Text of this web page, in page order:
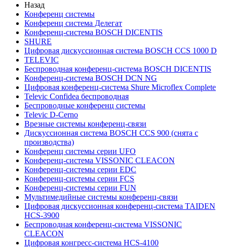
Назад
Конференц системы
Конференц система Делегат
Конференц-система BOSCH DICENTIS
SHURE
Цифровая дискуссионная система BOSCH CCS 1000 D
TELEVIC
Беспроводная конференц-система BOSCH DICENTIS
Конференц-система BOSCH DCN NG
Цифровая конференц-система Shure Microflex Complete
Televic Confidea беспроводная
Беспроводные конференц системы
Televic D-Cerno
Врезные системы конференц-связи
Дискуссионная система BOSCH CCS 900 (снята с
производства)
Конференц системы серии UFO
Конференц-система VISSONIC CLEACON
Конференц-системы серии EDC
Конференц-системы серии FCS
Конференц-системы серии FUN
Мультимедийные системы конференц-связи
Цифровая дискуссионная конференц-система TAIDEN
HCS-3900
Беспроводная конференц-система VISSONIC
CLEACON
Цифровая конгресс-система HCS-4100